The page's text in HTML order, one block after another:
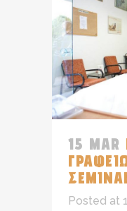
15 MAR
Posted at